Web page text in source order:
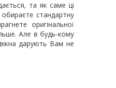
та як саме ці
стандартну
оригінальної
Але в будь-кому
дарують Вам не